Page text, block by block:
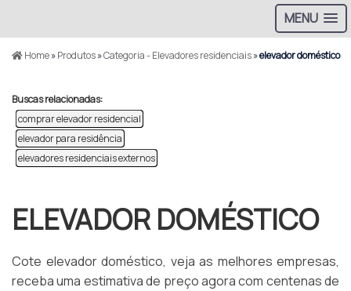
MENU
Home»Produtos»Categoria - Elevadores residenciais»elevador doméstico
Buscas relacionadas:
comprar elevador residencial
elevador para residência
elevadores residenciais externos
ELEVADOR DOMÉSTICO
Cote elevador doméstico, veja as melhores empresas,
receba uma estimativa de preço agora com centenas de